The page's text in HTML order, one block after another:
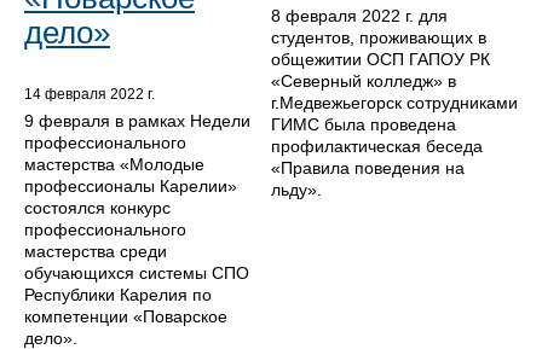
дело»
14 февраля 2022 г.
9 февраля в рамках Недели
профессионального
мастерства «Молодые
профессионалы Карелии»
состоялся конкурс
профессионального
мастерства среди
обучающихся системы СПО
Республики Карелия по
компетенции «Поварское
дело».
8 февраля 2022 г. для
студентов, проживающих в
общежитии ОСП ГАПОУ РК
«Северный колледж» в
г.Медвежьегорск сотрудниками
ГИМС была проведена
профилактическая беседа
«Правила поведения на
льду».